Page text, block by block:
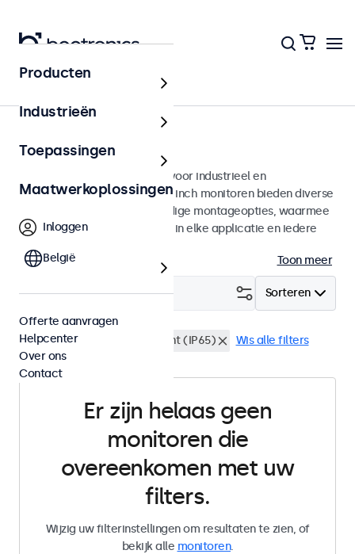
Monitoren
9 inch monitoren
9 inch monitoren ontworpen voor industrieel en
commercieel gebruik. Deze 9 inch monitoren bieden diverse
videoaansluitingen en veelzijdige montageopties, waarmee
ze naadloos te integreren zijn in elke applicatie en iedere
Toon meer
Sorteren
Filter (0)
9 inch monitoren Waterdicht (IP65) Wis alle filters
Er zijn helaas geen
monitoren die
overeenkomen met uw
filters.
Wijzig uw filterinstellingen om resultaten te zien, of
bekijk alle monitoren.
Producten
Industrieën
Toepassingen
Maatwerkoplossingen
Inloggen
België
Offerte aanvragen
Helpcenter
Over ons
Contact